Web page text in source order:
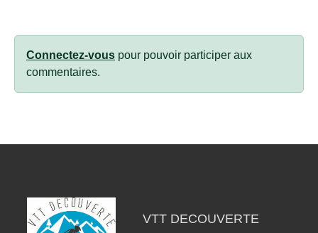
Connectez-vous pour pouvoir participer aux
commentaires.
VTT DECOUVERTE